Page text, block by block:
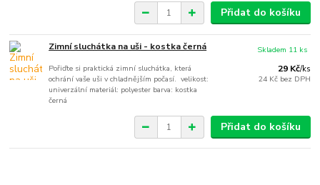
Přidat do košíku
Zimní sluchátka na uši - kostka černá
Pořiďte si praktická zimní sluchátka, která
ochrání vaše uši v chladnějším počasí. velikost:
univerzální materiál: polyester barva: kostka
černá
29 Kč/ks
24 Kč bez DPH
Skladem 11 ks
Přidat do košíku